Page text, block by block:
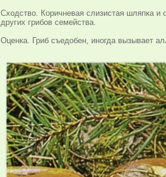
Сходство. Коричневая слизистая шляпка и
других грибов семейства.
Оценка. Гриб съедобен, иногда вызывает